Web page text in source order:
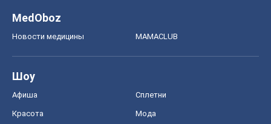
MedOboz
Новости медицины MAMACLUB
Шоу
Афиша Сплетни
Красота Мода